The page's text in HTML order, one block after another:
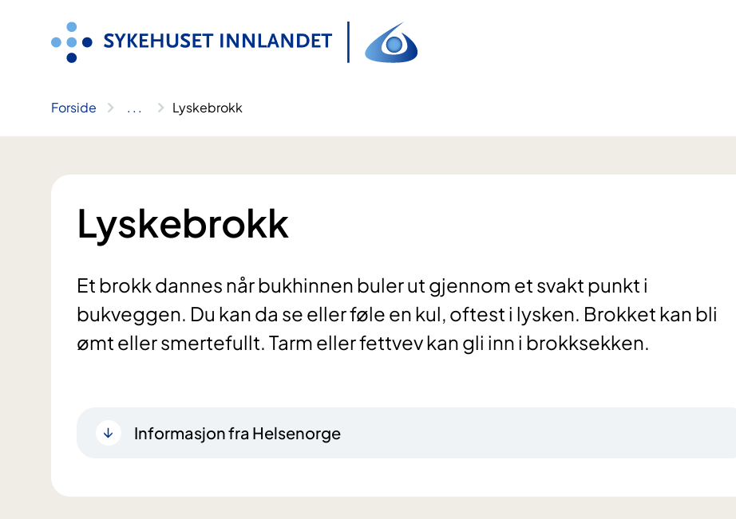
Forside .. . Lyskebrokk
Lyskebrokk
Et brokk dannes når bukhinnen buler ut gjennom et svakt punkt i
bukveggen. Du kan da se eller føle en kul, oftest i lysken. Brokket kan bli
ømt eller smertefullt. Tarm eller fettvev kan gli inn i brokksekken.
Informasjon fra Helsenorge